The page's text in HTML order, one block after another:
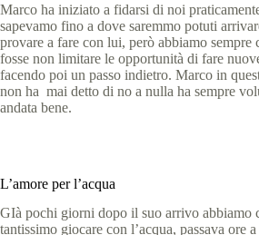
Marco ha iniziato a fidarsi di noi
sapevamo fino a dove saremmo potuti
provare a fare con lui, però abbiamo sempre
fosse non limitare le opportunità di fare
facendo poi un passo indietro. Marco in
non ha mai detto di no a nulla ha sempre
andata bene.
L’amore per l’acqua
GIà pochi giorni dopo il suo arrivo abbiamo
tantissimo giocare con l’acqua, passava ore